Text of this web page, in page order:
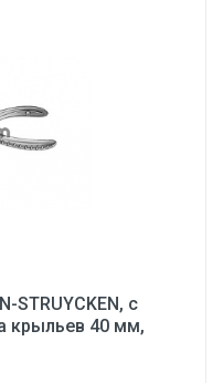
STRUYCKEN, с
крыльев 40 мм,